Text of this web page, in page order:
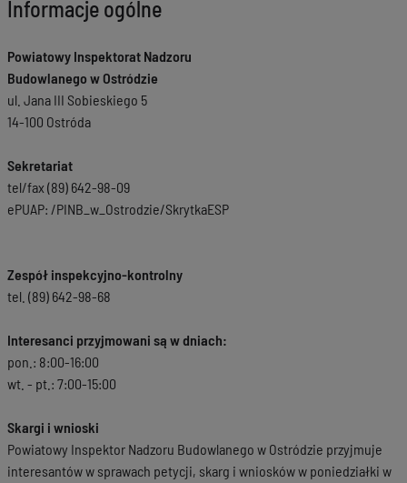
Informacje ogólne
Powiatowy Inspektorat Nadzoru
Budowlanego w Ostródzie
ul. Jana III Sobieskiego 5
14-100 Ostróda
Sekretariat
tel/fax (89) 642-98-09
ePUAP: /PINB_w_Ostrodzie/SkrytkaESP
Zespół inspekcyjno-kontrolny
tel. (89) 642-98-68
Interesanci przyjmowani są w dniach:
pon.: 8:00-16:00
wt. - pt.: 7:00-15:00
Skargi i wnioski
Powiatowy Inspektor Nadzoru Budowlanego w Ostródzie przyjmuje
interesantów w sprawach petycji, skarg i wniosków w poniedziałki w